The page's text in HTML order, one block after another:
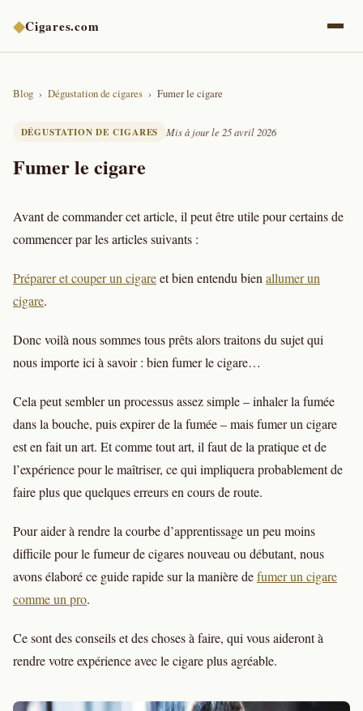
◆Cigares.com
Blog Dégustation de cigares Fumer le cigare
DÉGUSTATION DE CIGARES Mis à jour le 25 avril 2026
Fumer le cigare
Avant de commander cet article, il peut être utile pour certains de
commencer par les articles suivants :
Préparer et couper un cigareet bien entendu bienallumer un
cigare.
Donc voilà nous sommes tous prêts alors traitons du sujet qui
nous importe ici à savoir : bien fumer le cigare…
Cela peut sembler un processus assez simple – inhaler la fumée
dans la bouche, puis expirer de la fumée – mais fumer un cigare
est en fait un art. Et comme tout art, il faut de la pratique et de
l’expérience pour le maîtriser, ce qui impliquera probablement de
faire plus que quelques erreurs en cours de route.
Pour aider à rendre la courbe d’apprentissage un peu moins
difficile pour le fumeur de cigares nouveau ou débutant, nous
avons élaboré ce guide rapide sur la manière defumer un cigare
comme un pro.
Ce sont des conseils et des choses à faire, qui vous aideront à
rendre votre expérience avec le cigare plus agréable.